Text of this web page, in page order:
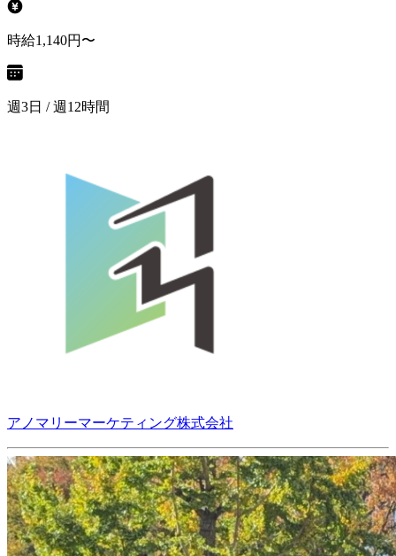
時給1,140円〜
週3日 / 週12時間
アノマリーマーケティング株式会社